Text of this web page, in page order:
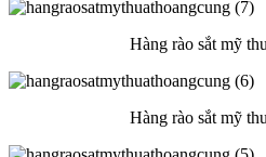
Hàng rào sắt mỹ
Hàng rào sắt mỹ